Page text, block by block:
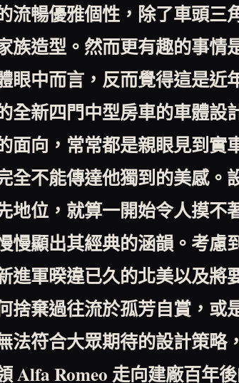
流暢優雅個性，除了車頭三
族造型。然而更有趣的事情
眼中而言，反而覺得這是近
全新四門中型房車的車體設
面向，常常都是親眼見到實
全不能傳達他獨到的美感。
地位，就算一開始令人摸不
慢顯出其經典的涵韻。考慮
進軍暌違已久的北美以及將
捨棄過往流於孤芳自賞，或
法符合大眾期待的設計策略
Alfa Romeo走向建廠百年